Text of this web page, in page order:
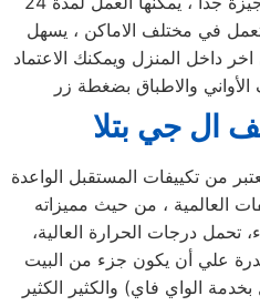
في مختلف الاماكن ، يسهل
داخل المنزل ويمكنك الاعتماد
ال جي بتلا
من تكييفات المستقبل الواعدة
العالمية ، من حيث مميزاته
تحمل درجات الحرارة العالية،
علي أن يكون جزء من البيت
الواي فاي) والكثير الكثير